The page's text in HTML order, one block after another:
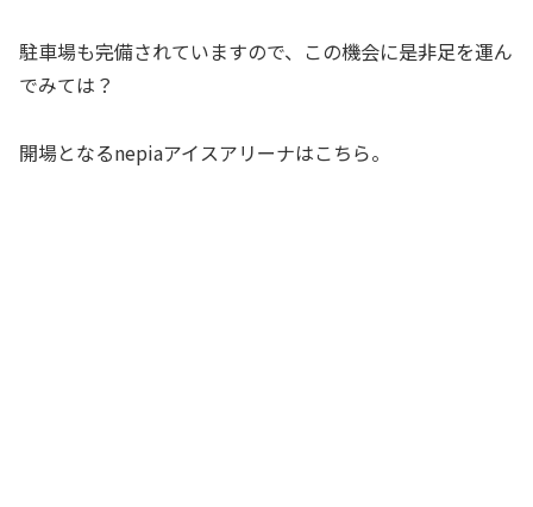
駐車場も完備されていますので、この機会に是非足を運ん
でみては？
開場となるnepiaアイスアリーナはこちら。